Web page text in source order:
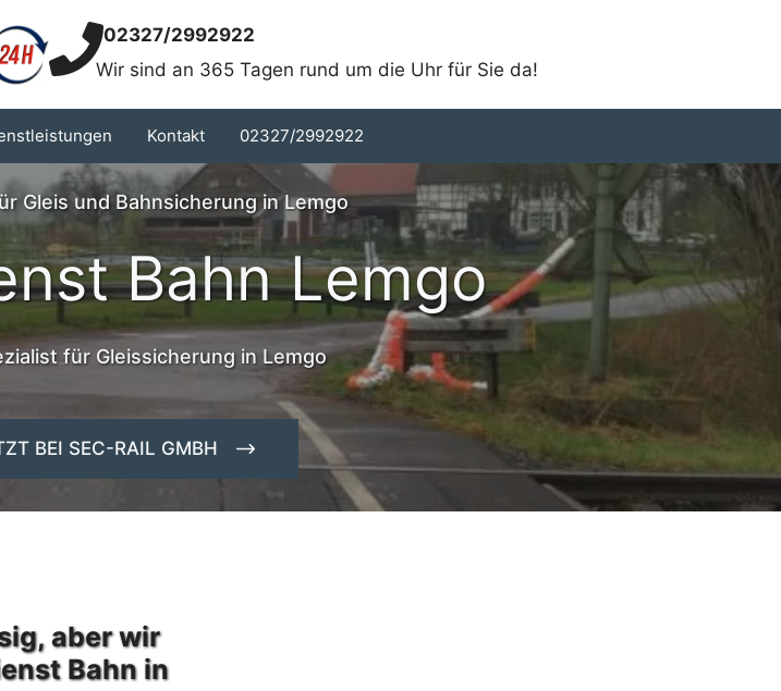
02327/2992922
Wir sind an 365 Tagen rund um die Uhr für Sie da!
Kontakt 02327/2992922
Gleis und Bahnsicherung in Lemgo
Bahn Lemgo
für Gleissicherung in Lemgo
BEI SEC-RAIL GMBH
aber wir
Bahn in